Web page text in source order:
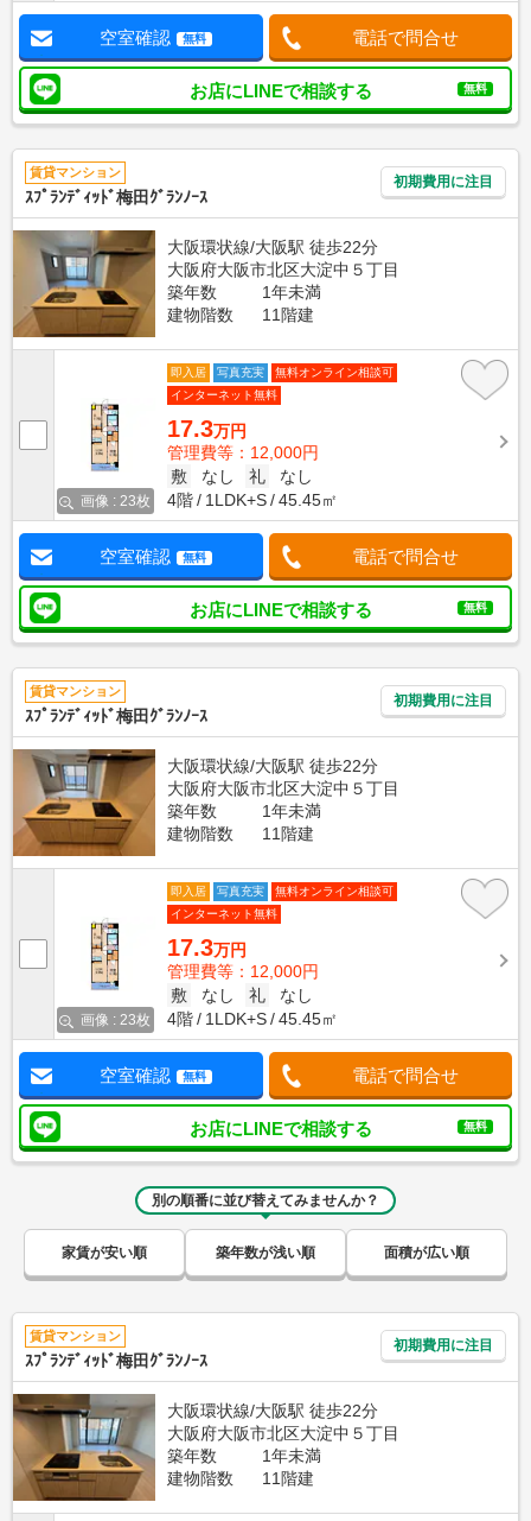
空室確認 無料 電話で問合せ
お店にLINEで相談する 無料
賃貸マンション
ｽﾌﾟﾗﾝﾃﾞｨｯﾄﾞ梅田ｸﾞﾗﾝﾉｰｽ
初期費用に注目
大阪環状線/大阪駅 徒歩22分
大阪府大阪市北区大淀中５丁目
築年数
1年未満
建物階数
11階建
画像 : 23枚
即入居 写真充実
無料オンライン相談可
インターネット無料
17.3万円
管理費等：12,000円
敷
なし 礼
なし
4階
1LDK+S 45.45㎡
空室確認 無料 電話で問合せ
お店にLINEで相談する 無料
賃貸マンション
ｽﾌﾟﾗﾝﾃﾞｨｯﾄﾞ梅田ｸﾞﾗﾝﾉｰｽ
初期費用に注目
大阪環状線/大阪駅 徒歩22分
大阪府大阪市北区大淀中５丁目
築年数
1年未満
建物階数
11階建
画像 : 23枚
即入居 写真充実
無料オンライン相談可
インターネット無料
17.3万円
管理費等：12,000円
敷
なし 礼
なし
4階
1LDK+S 45.45㎡
空室確認 無料 電話で問合せ
お店にLINEで相談する 無料
別の順番に並び替えてみませんか？
家賃が安い順 築年数が浅い順 面積が広い順
賃貸マンション
ｽﾌﾟﾗﾝﾃﾞｨｯﾄﾞ梅田ｸﾞﾗﾝﾉｰｽ
初期費用に注目
大阪環状線/大阪駅 徒歩22分
大阪府大阪市北区大淀中５丁目
築年数
1年未満
建物階数
11階建